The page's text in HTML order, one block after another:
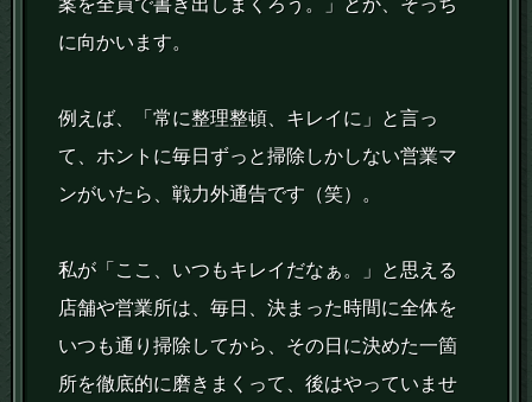
案を全員で書き出しまくろう。」とか、そっち
に向かいます。
例えば、「常に整理整頓、キレイに」と言っ
て、ホントに毎日ずっと掃除しかしない営業マ
ンがいたら、戦力外通告です（笑）。
私が「ここ、いつもキレイだなぁ。」と思える
店舗や営業所は、毎日、決まった時間に全体を
いつも通り掃除してから、その日に決めた一箇
所を徹底的に磨きまくって、後はやっていませ